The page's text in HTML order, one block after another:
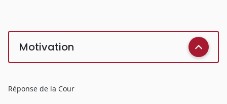
Motivation
Réponse de la Cour